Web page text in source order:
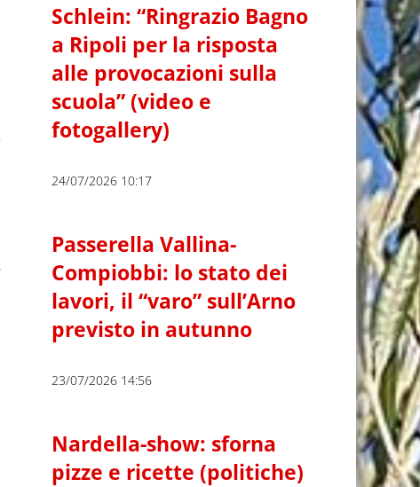
Schlein: “Ringrazio Bagno
a Ripoli per la risposta
alle provocazioni sulla
scuola” (video e
fotogallery)
24/07/2026 10:17
Passerella Vallina-
Compiobbi: lo stato dei
lavori, il “varo” sull’Arno
previsto in autunno
23/07/2026 14:56
Nardella-show: sforna
pizze e ricette (politiche)